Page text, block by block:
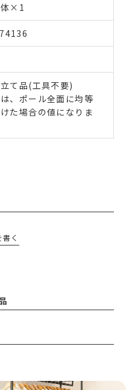
体×1
て品(工具不要)
、ポール全面に均等
た場合の値になりま
く